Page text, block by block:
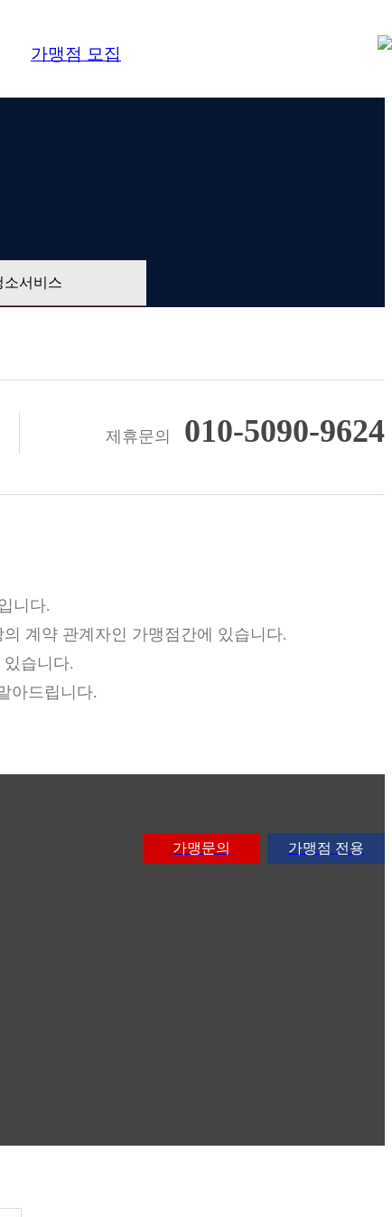
가맹점 모집
소서비스
제휴문의 010-5090-9624
니다.
계약 관계자인 가맹점간에 있습니다.
습니다.
아드립니다.
가맹점 전용
가맹문의